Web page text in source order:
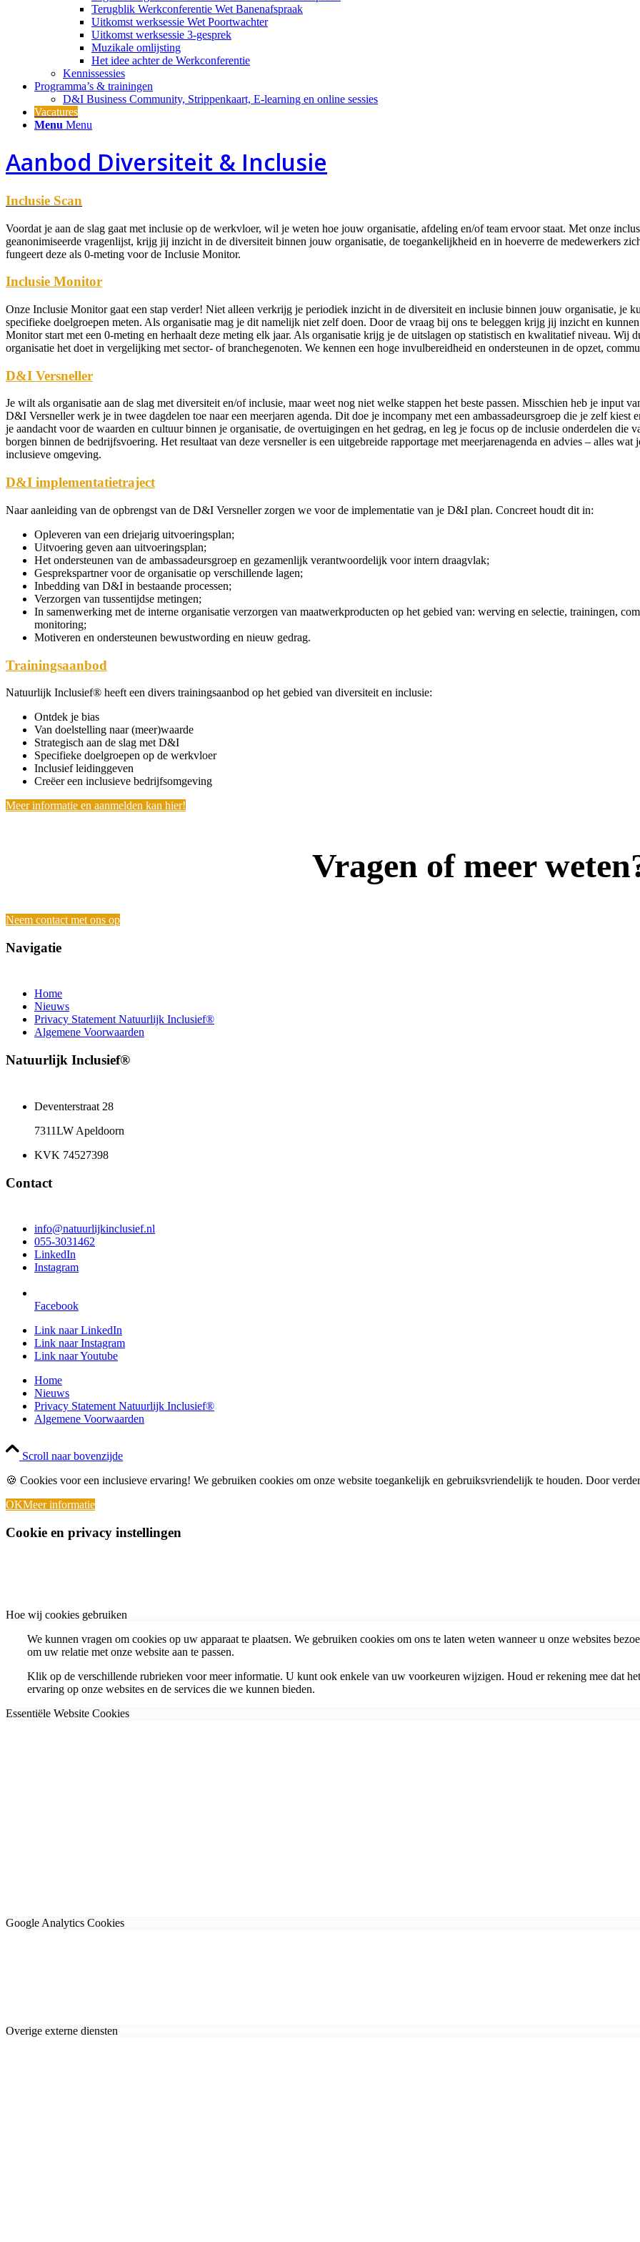
Terugblik Werkconferentie Wet Banenafspraak
Uitkomst werksessie Wet Poortwachter
Uitkomst werksessie 3-gesprek
Muzikale omlijsting
Het idee achter de Werkconferentie
Kennissessies
Programma’s & trainingen
D&I Business Community, Strippenkaart, E-learning en online sessies
Vacatures
Menu Menu
Aanbod Diversiteit & Inclusie
Inclusie Scan
Voordat je aan de slag gaat met inclusie op de werkvloer, wil je weten hoe jouw organisatie, afdeling en/of team ervoor staat. Met onze
geanonimiseerde vragenlijst, krijg jij inzicht in de diversiteit binnen jouw organisatie, de toegankelijkheid en in hoeverre de medewerkers
fungeert deze als 0-meting voor de Inclusie Monitor.
Inclusie Monitor
Onze Inclusie Monitor gaat een stap verder! Niet alleen verkrijg je periodiek inzicht in de diversiteit en inclusie binnen jouw organisatie, je
specifieke doelgroepen meten. Als organisatie mag je dit namelijk niet zelf doen. Door de vraag bij ons te beleggen krijg jij inzicht en
Monitor start met een 0-meting en herhaalt deze meting elk jaar. Als organisatie krijg je de uitslagen op statistisch en kwalitatief niveau. Wij
organisatie het doet in vergelijking met sector- of branchegenoten. We kennen een hoge invulbereidheid en ondersteunen in de opzet,
D&I Versneller
Je wilt als organisatie aan de slag met diversiteit en/of inclusie, maar weet nog niet welke stappen het beste passen. Misschien heb je input
D&I Versneller werk je in twee dagdelen toe naar een meerjaren agenda. Dit doe je incompany met een ambassadeursgroep die je zelf kiest
je aandacht voor de waarden en cultuur binnen je organisatie, de overtuigingen en het gedrag, en leg je focus op de inclusie onderdelen die
borgen binnen de bedrijfsvoering. Het resultaat van deze versneller is een uitgebreide rapportage met meerjarenagenda en advies – alles
inclusieve omgeving.
D&I implementatietraject
Naar aanleiding van de opbrengst van de D&I Versneller zorgen we voor de implementatie van je D&I plan. Concreet houdt dit in:
Opleveren van een driejarig uitvoeringsplan;
Uitvoering geven aan uitvoeringsplan;
Het ondersteunen van de ambassadeursgroep en gezamenlijk verantwoordelijk voor intern draagvlak;
Gesprekspartner voor de organisatie op verschillende lagen;
Inbedding van D&I in bestaande processen;
Verzorgen van tussentijdse metingen;
In samenwerking met de interne organisatie verzorgen van maatwerkproducten op het gebied van: werving en selectie, trainingen,
monitoring;
Motiveren en ondersteunen bewustwording en nieuw gedrag.
Trainingsaanbod
Natuurlijk Inclusief® heeft een divers trainingsaanbod op het gebied van diversiteit en inclusie:
Ontdek je bias
Van doelstelling naar (meer)waarde
Strategisch aan de slag met D&I
Specifieke doelgroepen op de werkvloer
Inclusief leidinggeven
Creëer een inclusieve bedrijfsomgeving
Meer informatie en aanmelden kan hier!
Vragen of meer
Neem contact met ons op
Navigatie
Home
Nieuws
Privacy Statement Natuurlijk Inclusief®
Algemene Voorwaarden
Natuurlijk Inclusief®
Deventerstraat 28
7311LW Apeldoorn
KVK 74527398
Contact
info@natuurlijkinclusief.nl
055-3031462
LinkedIn
Instagram
Facebook
Link naar LinkedIn
Link naar Instagram
Link naar Youtube
Home
Nieuws
Privacy Statement Natuurlijk Inclusief®
Algemene Voorwaarden
Scroll naar bovenzijde
🍪 Cookies voor een inclusieve ervaring! We gebruiken cookies om onze website toegankelijk en gebruiksvriendelijk te houden. Door
OKMeer informatie
Cookie en privacy instellingen
Hoe wij cookies gebruiken
We kunnen vragen om cookies op uw apparaat te plaatsen. We gebruiken cookies om ons te laten weten wanneer u onze websites
om uw relatie met onze website aan te passen.
Klik op de verschillende rubrieken voor meer informatie. U kunt ook enkele van uw voorkeuren wijzigen. Houd er rekening mee dat
ervaring op onze websites en de services die we kunnen bieden.
Essentiële Website Cookies
Google Analytics Cookies
Overige externe diensten